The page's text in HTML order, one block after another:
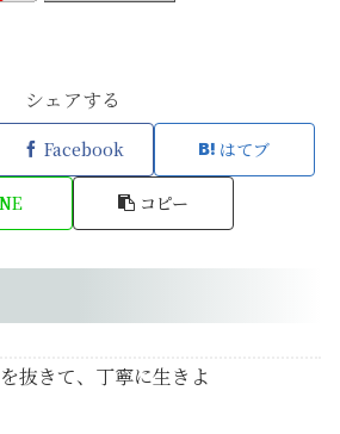
シェアする
Facebook はてブ
コピー
抜きて、丁寧に生きよ